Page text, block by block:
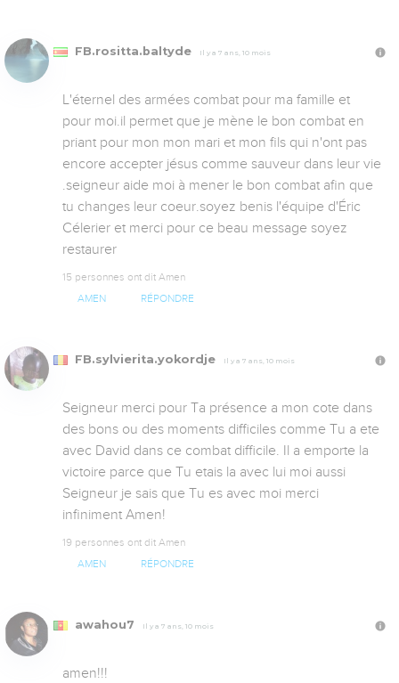
FB.rositta.baltyde Il y a 7 ans, 10 mois
L'éternel des armées combat pour ma famille et
pour moi.il permet que je mène le bon combat en
priant pour mon mon mari et mon fils qui n'ont pas
encore accepter jésus comme sauveur dans leur vie
.seigneur aide moi à mener le bon combat afin que
tu changes leur coeur.soyez benis l'équipe d'Éric
Célerier et merci pour ce beau message soyez
restaurer
15 personnes ont dit Amen
AMEN RÉPONDRE
FB.sylvierita.yokordje Il y a 7 ans, 10 mois
Seigneur merci pour Ta présence a mon cote dans
des bons ou des moments difficiles comme Tu a ete
avec David dans ce combat difficile. Il a emporte la
victoire parce que Tu etais la avec lui moi aussi
Seigneur je sais que Tu es avec moi merci
infiniment Amen!
19 personnes ont dit Amen
AMEN RÉPONDRE
awahou7 Il y a 7 ans, 10 mois
amen!!!